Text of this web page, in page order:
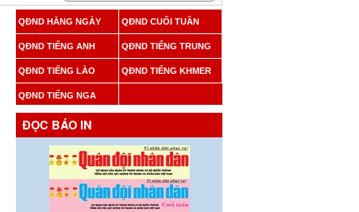
QĐND HẰNG NGÀY QĐND CUỐI TUẦN
QĐND TIẾNG ANH QĐND TIẾNG TRUNG
QĐND TIẾNG LÀO QĐND TIẾNG KHMER
QĐND TIẾNG NGA
ĐỌC BÁO IN